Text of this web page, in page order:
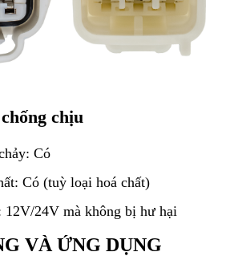
chịu
Có
Có (tuỳ loại hoá chất)
12V/24V mà không bị hư hại
VÀ ỨNG DỤNG